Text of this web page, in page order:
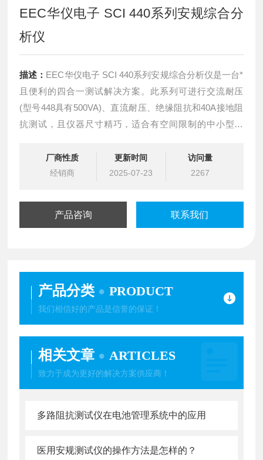
EEC华仪电子 SCI 440系列安规综合分
析仪
描述： EEC华仪电子 SCI 440系列安规综合分析仪是一台*
且便利的四合一测试解决方案。此系列可进行交流耐压
(型号448具有500VA)、直流耐压、绝缘阻抗和40A接地阻
抗测试，且仪器尺寸精巧，适合有空间限制的中小型产
高产线效率。
厂商性质
经销商
更新时间
2025-07-23
访问量
2267
产品咨询 联系我们
产品分类 PRODUCT
我们相信好的产品是信誉的保证！
相关文章 ARTICLES
致力于成为更好的解决方案供应商！
多路阻抗测试仪在电池管理系统中的应用
医用安规测试仪的操作方法是怎样的？